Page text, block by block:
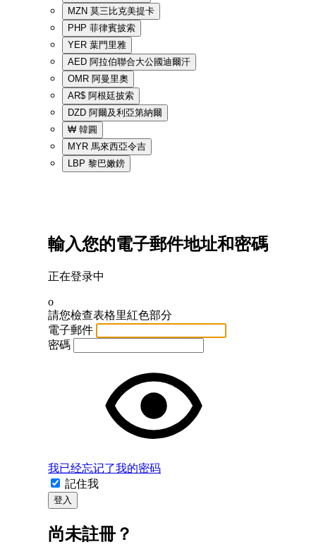
MZN 莫三比克美提卡
PHP 菲律賓披索
YER 葉門里雅
AED 阿拉伯聯合大公國迪爾汗
OMR 阿曼里奧
AR$ 阿根廷披索
DZD 阿爾及利亞第納爾
₩ 韓圓
MYR 馬來西亞令吉
LBP 黎巴嫩鎊
輸入您的電子郵件地址和密碼
正在登录中
o
請您檢查表格里紅色部分
電子郵件
密碼
我已经忘记了我的密码
記住我
登入
尚未註冊？